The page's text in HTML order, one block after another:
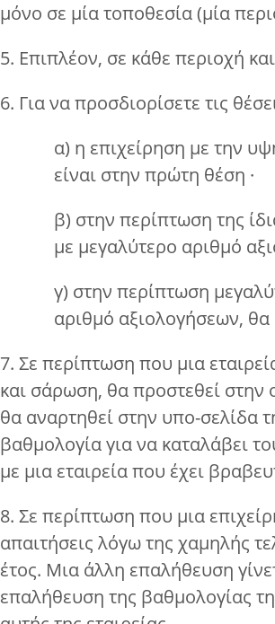
μόνο σε μία τοποθεσία (μία
5. Επιπλέον, σε κάθε περιοχή
6. Για να προσδιορίσετε τις
α) η επιχείρηση με την
είναι στην πρώτη θέση ·
β) στην περίπτωση της
με μεγαλύτερο αριθμό
γ) στην περίπτωση
αριθμό αξιολογήσεων,
7. Σε περίπτωση που μια
και σάρωση, θα προστεθεί
θα αναρτηθεί στην υπο-σελίδα
βαθμολογία για να καταλάβει
με μια εταιρεία που έχει
8. Σε περίπτωση που μια
απαιτήσεις λόγω της χαμηλής
έτος. Μια άλλη επαλήθευση
επαλήθευση της βαθμολογίας